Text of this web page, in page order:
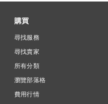
購買
尋找服務
尋找賣家
所有分類
瀏覽部落格
費用行情